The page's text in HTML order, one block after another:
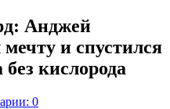
Анджей
и спустился
кислорода
0